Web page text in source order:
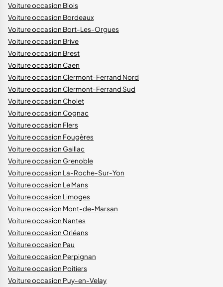
Voiture occasion Blois
Voiture occasion Bordeaux
Voiture occasion Bort-Les-Orgues
Voiture occasion Brive
Voiture occasion Brest
Voiture occasion Caen
Voiture occasion Clermont-Ferrand Nord
Voiture occasion Clermont-Ferrand Sud
Voiture occasion Cholet
Voiture occasion Cognac
Voiture occasion Flers
Voiture occasion Fougères
Voiture occasion Gaillac
Voiture occasion Grenoble
Voiture occasion La-Roche-Sur-Yon
Voiture occasion Le Mans
Voiture occasion Limoges
Voiture occasion Mont-de-Marsan
Voiture occasion Nantes
Voiture occasion Orléans
Voiture occasion Pau
Voiture occasion Perpignan
Voiture occasion Poitiers
Voiture occasion Puy-en-Velay